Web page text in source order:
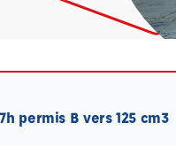
permis B vers 125 cm3